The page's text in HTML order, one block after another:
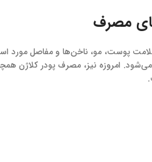
مصرف
پوست، مو، ناخن‌ها و مفاصل مورد
امروزه نیز، مصرف پودر کلاژن